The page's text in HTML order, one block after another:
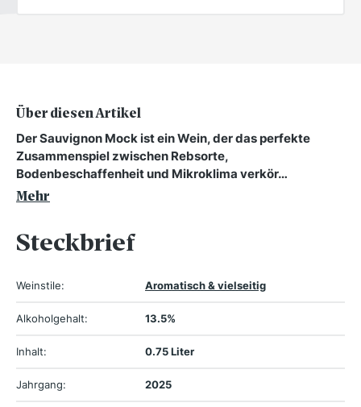
Über diesen Artikel
Der Sauvignon Mock ist ein Wein, der das perfekte
Zusammenspiel zwischen Rebsorte,
Bodenbeschaffenheit und Mikroklima verkör…
Mehr
Steckbrief
Weinstile: Aromatisch & vielseitig
Alkoholgehalt: 13.5%
Inhalt: 0.75 Liter
Jahrgang: 2025